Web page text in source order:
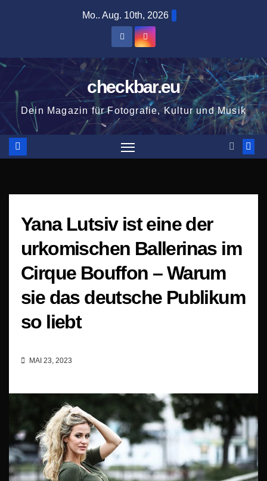
Mo.. Aug. 10th, 2026
checkbar.eu
Dein Magazin für Fotografie, Kultur und Musik
Yana Lutsiv ist eine der
urkomischen Ballerinas im
Cirque Bouffon – Warum
sie das deutsche Publikum
so liebt
MAI 23, 2023